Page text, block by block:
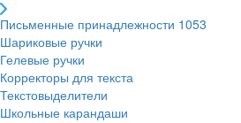
Письменные принадлежности 1053
Шариковые ручки
Гелевые ручки
Корректоры для текста
Текстовыделители
Школьные карандаши